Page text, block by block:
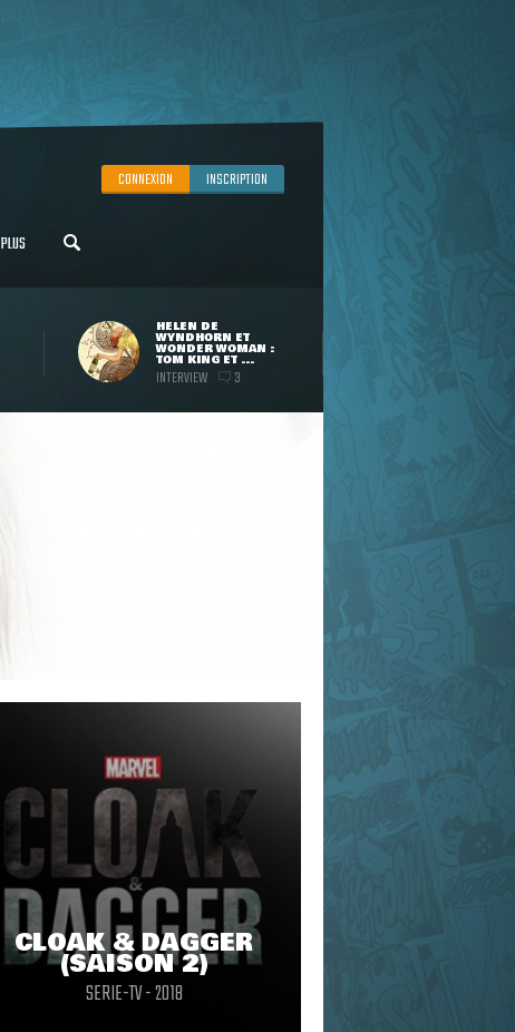
CONNEXION INSCRIPTION
PLUS
HELEN DE
WYNDHORN ET
WONDER WOMAN :
TOM KING ET ...
INTERVIEW 3
CLOAK & DAGGER
(SAISON 2)
SERIE-TV - 2018